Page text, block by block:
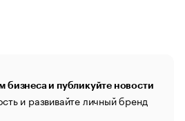
бизнеса и публикуйте новости
и развивайте личный бренд